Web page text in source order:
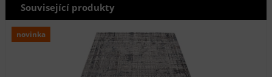
Související produkty
novinka